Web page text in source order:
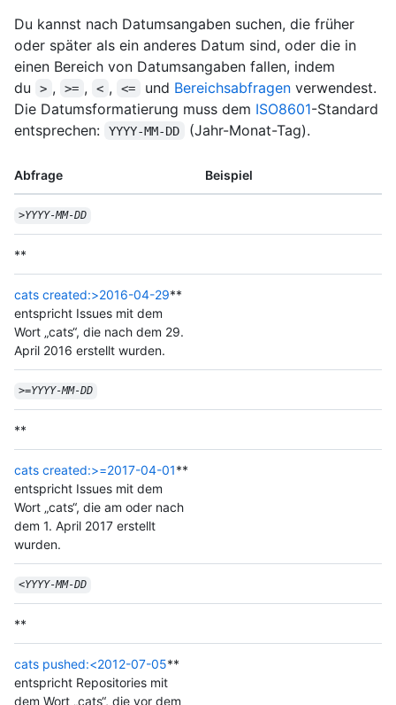
Du kannst nach Datumsangaben suchen, die früher
oder später als ein anderes Datum sind, oder die in
einen Bereich von Datumsangaben fallen, indem
du
> , >= , < , <= und Bereichsabfragenverwendest.
Die Datumsformatierung muss dem ISO8601-Standard
entsprechen:
YYYY-MM-DD (Jahr-Monat-Tag).
Abfrage Beispiel
>YYYY-MM-DD
**
cats created:>2016-04-29**
entspricht Issues mit dem
Wort „cats“, die nach dem 29.
April 2016 erstellt wurden.
>=YYYY-MM-DD
**
cats created:>=2017-04-01**
entspricht Issues mit dem
Wort „cats“, die am oder nach
dem 1. April 2017 erstellt
wurden.
<YYYY-MM-DD
**
cats pushed:<2012-07-05**
entspricht Repositories mit
dem Wort „cats“, die vor dem